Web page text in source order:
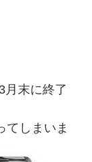
月末に終了
てしまいま